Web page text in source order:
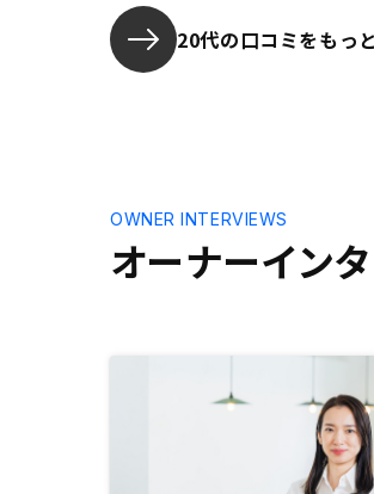
20代の口コミをもっ
オーナーイン
OWNER INTERVIEWS